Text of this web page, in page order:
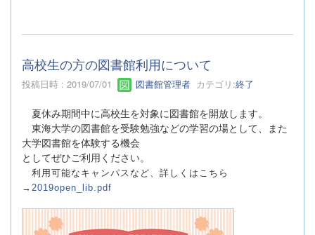
高校生の方の図書館利用について
投稿日時 : 2019/07/01 図書館管理者 カテゴリ:終了
夏休み期間中に高校生を対象に図書館を開放します。
東海大学の図書館を受験勉強などの学習の場として、また
大学図書館を体験する機会
としてぜひご利用ください。
利用可能なキャンパスなど、詳しくはこちら
→ 2019open_lib.pdf